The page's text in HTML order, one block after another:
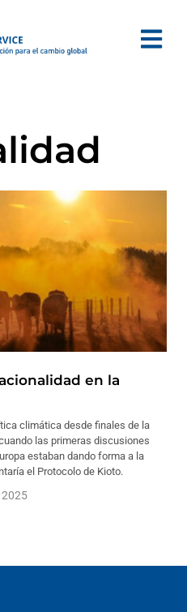
en la
climática desde finales de la
las primeras discusiones
estaban dando forma a la
el Protocolo de Kioto.
2025